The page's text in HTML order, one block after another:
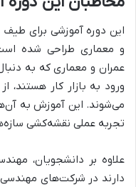
این دوره آموزشی برای
و معماری طراحی شده
عمران و معماری که به
ورود به بازار کار
می‌شوند. این آموزش به
تجربه عملی نقشه‌کشی
علاوه بر دانشجویان،
دارند در شرکت‌های مهندسی